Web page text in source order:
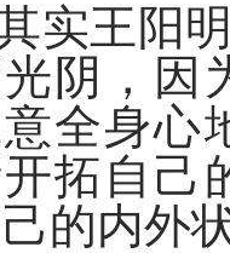
实王阳
阴，因
全身心
拓自己
的内外